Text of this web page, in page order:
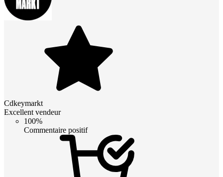
Cdkeymarkt
Excellent vendeur
100%
Commentaire positif